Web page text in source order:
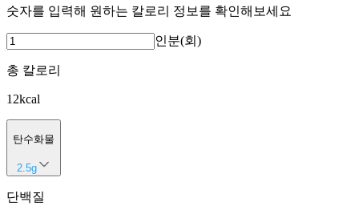
숫자를 입력해 원하는 칼로리 정보를 확인해보세요
인분(회)
총 칼로리
12kcal
탄수화물
2.5g
단백질